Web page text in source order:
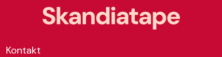
Kontakt